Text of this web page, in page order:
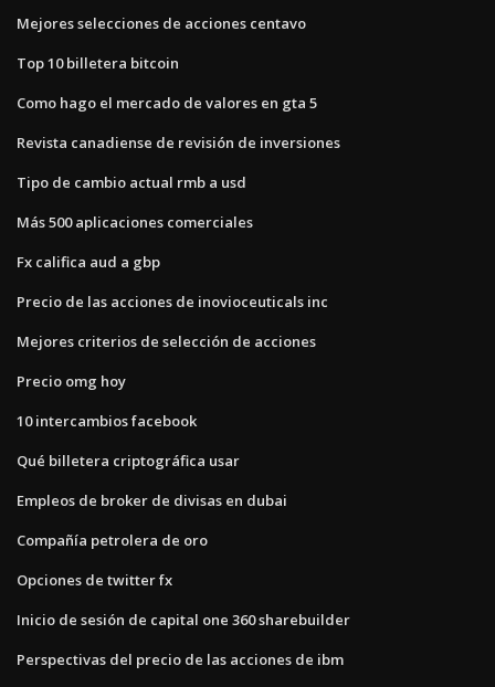
Mejores selecciones de acciones centavo
Top 10 billetera bitcoin
Como hago el mercado de valores en gta 5
Revista canadiense de revisión de inversiones
Tipo de cambio actual rmb a usd
Más 500 aplicaciones comerciales
Fx califica aud a gbp
Precio de las acciones de inovioceuticals inc
Mejores criterios de selección de acciones
Precio omg hoy
10 intercambios facebook
Qué billetera criptográfica usar
Empleos de broker de divisas en dubai
Compañía petrolera de oro
Opciones de twitter fx
Inicio de sesión de capital one 360 ​​sharebuilder
Perspectivas del precio de las acciones de ibm